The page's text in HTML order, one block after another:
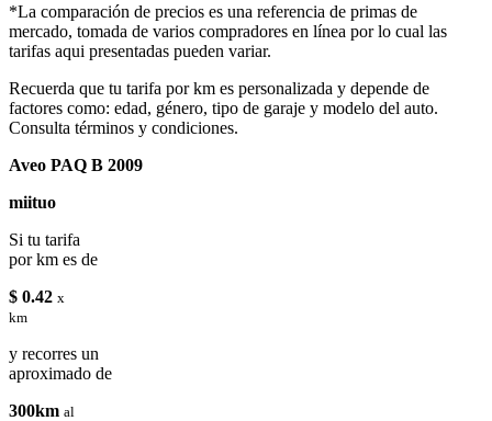
*La comparación de precios es una referencia de primas de
mercado, tomada de varios compradores en línea por lo cual las
tarifas aqui presentadas pueden variar.
Recuerda que tu tarifa por km es personalizada y depende de
factores como: edad, género, tipo de garaje y modelo del auto.
Consulta términos y condiciones.
Aveo PAQ B 2009
miituo
Si tu tarifa
por km es de
$ 0.42 x
km
y recorres un
aproximado de
300km al